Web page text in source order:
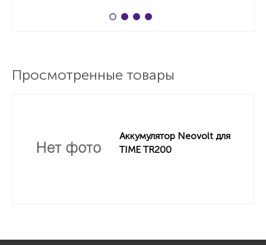
Просмотренные товары
Аккумулятор Neovolt для
TIME TR200